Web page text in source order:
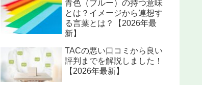
青色（ブルー）の持つ意味
とは？イメージから連想す
る言葉とは？【2026年最
新】
TACの悪い口コミから良い
評判までを解説しました！
【2026年最新】